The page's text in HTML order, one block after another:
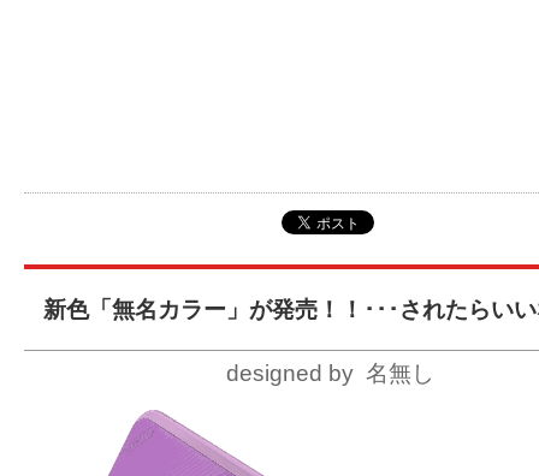
新色「無名カラー」が発売！！･･･されたらい
designed by 名無し